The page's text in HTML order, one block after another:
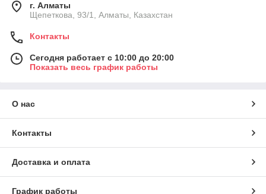
г. Алматы
Щепеткова, 93/1, Алматы, Казахстан
Контакты
Сегодня работает с 10:00 до 20:00
Показать весь график работы
О нас
Контакты
Доставка и оплата
График работы